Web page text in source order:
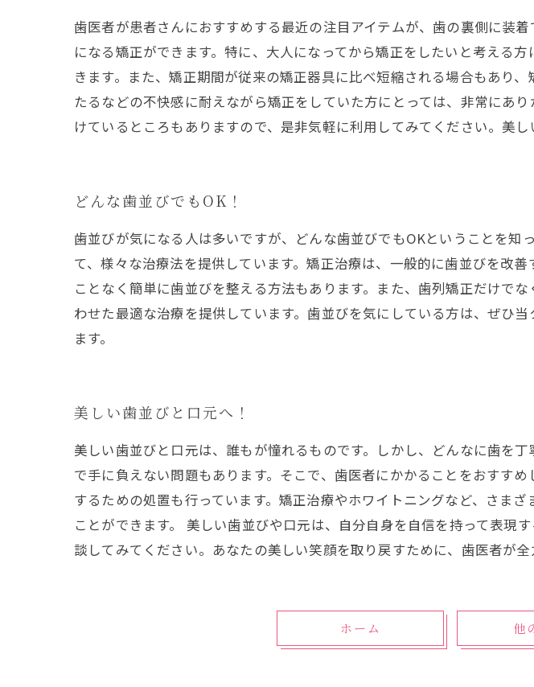
歯医者が患者さんにおすすめする最近の注目アイテムが、歯の裏側に装
になる矯正ができます。特に、大人になってから矯正をしたいと考える
きます。また、矯正期間が従来の矯正器具に比べ短縮される場合もあり
たるなどの不快感に耐えながら矯正をしていた方にとっては、非常にあ
けているところもありますので、是非気軽に利用してみてください。美
どんな歯並びでもOK！
歯並びが気になる人は多いですが、どんな歯並びでもOKということを
て、様々な治療法を提供しています。矯正治療は、一般的に歯並びを改
ことなく簡単に歯並びを整える方法もあります。また、歯列矯正だけで
わせた最適な治療を提供しています。歯並びを気にしている方は、ぜひ
ます。
美しい歯並びと口元へ！
美しい歯並びと口元は、誰もが憧れるものです。しかし、どんなに歯を
で手に負えない問題もあります。そこで、歯医者にかかることをおすす
するための処置も行っています。矯正治療やホワイトニングなど、さま
ことができます。 美しい歯並びや口元は、自分自身を自信を持って表現
談してみてください。あなたの美しい笑顔を取り戻すために、歯医者が全
ホーム 他